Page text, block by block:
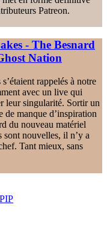
Patreon.
- The Besnard
Nation
rappelés à notre
avec un live qui
leur singularité. Sortir un
de manque d’inspiration
du nouveau matériel
nouvelles, il n’y a
Tant mieux, sans